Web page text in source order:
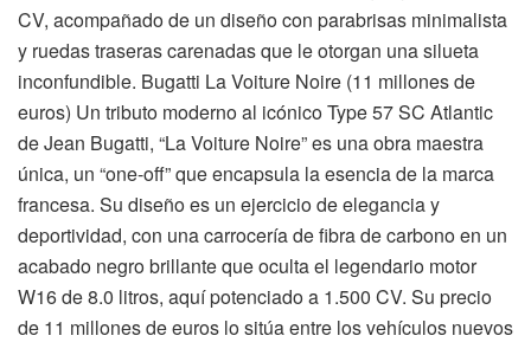
CV, acompañado de un diseño con parabrisas minimalista
y ruedas traseras carenadas que le otorgan una silueta
inconfundible. Bugatti La Voiture Noire (11 millones de
euros) Un tributo moderno al icónico Type 57 SC Atlantic
de Jean Bugatti, “La Voiture Noire” es una obra maestra
única, un “one-off” que encapsula la esencia de la marca
francesa. Su diseño es un ejercicio de elegancia y
deportividad, con una carrocería de fibra de carbono en un
acabado negro brillante que oculta el legendario motor
W16 de 8.0 litros, aquí potenciado a 1.500 CV. Su precio
de 11 millones de euros lo sitúa entre los vehículos nuevos